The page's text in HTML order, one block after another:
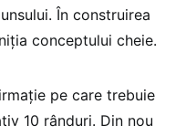
În construirea
conceptului cheie.
pe care trebuie
10 rânduri. Din nou